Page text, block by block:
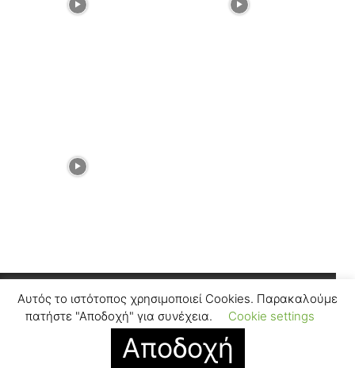
Facebook Instagram
© SUGARFREEPRESS.GR 2024 Contact
Αυτός το ιστότοπος χρησιμοποιεί Cookies. Παρακαλούμε
πατήστε "Αποδοχή" για συνέχεια.
Cookie settings
Αποδοχή